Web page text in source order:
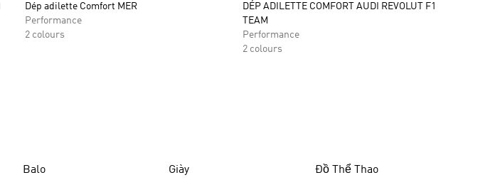
Dép adilette Comfort MER
Performance
2 colours
DÉP ADILETTE COMFORT AUDI REVOLUT F1
TEAM
Performance
2 colours
Balo Giày Đồ Thể Thao